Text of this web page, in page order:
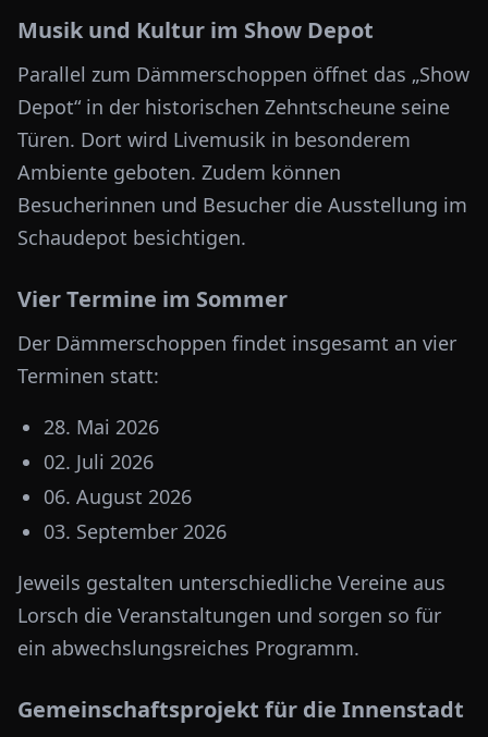
Musik und Kultur im Show Depot
Parallel zum Dämmerschoppen öffnet das „Show
Depot“ in der historischen Zehntscheune seine
Türen. Dort wird Livemusik in besonderem
Ambiente geboten. Zudem können
Besucherinnen und Besucher die Ausstellung im
Schaudepot besichtigen.
Vier Termine im Sommer
Der Dämmerschoppen findet insgesamt an vier
Terminen statt:
28. Mai 2026
02. Juli 2026
06. August 2026
03. September 2026
Jeweils gestalten unterschiedliche Vereine aus
Lorsch die Veranstaltungen und sorgen so für
ein abwechslungsreiches Programm.
Gemeinschaftsprojekt für die Innenstadt